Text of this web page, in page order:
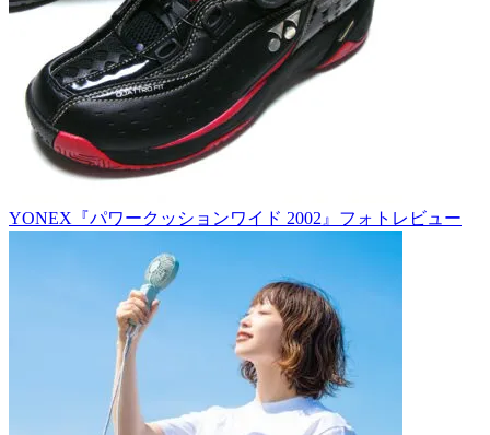
YONEX『パワークッションワイド 2002』フォトレビュー